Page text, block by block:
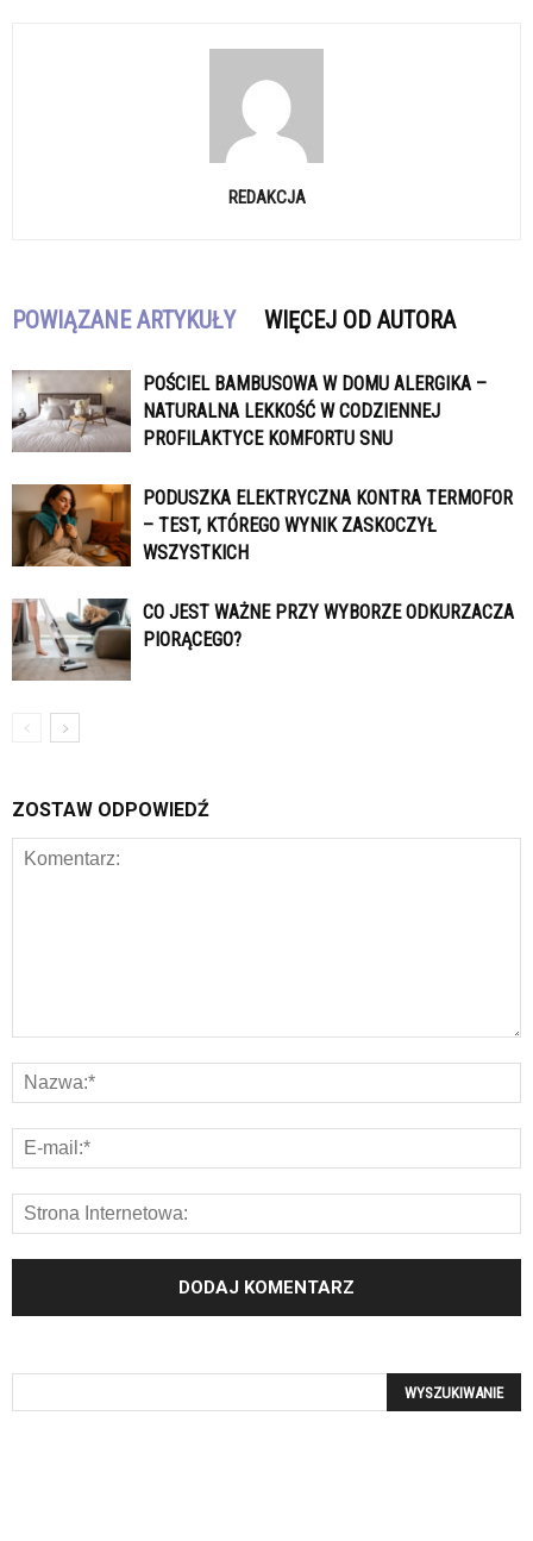
REDAKCJA
POWIĄZANE ARTYKUŁY WIĘCEJ OD AUTORA
POŚCIEL BAMBUSOWA W DOMU ALERGIKA –
NATURALNA LEKKOŚĆ W CODZIENNEJ
PROFILAKTYCE KOMFORTU SNU
PODUSZKA ELEKTRYCZNA KONTRA TERMOFOR
– TEST, KTÓREGO WYNIK ZASKOCZYŁ
WSZYSTKICH
CO JEST WAŻNE PRZY WYBORZE ODKURZACZA
PIORĄCEGO?
ZOSTAW ODPOWIEDŹ